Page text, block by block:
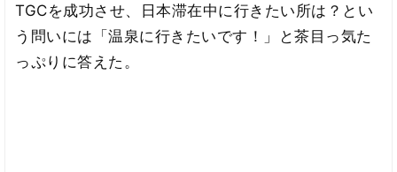
TGCを成功させ、日本滞在中に行きたい所は？とい
う問いには「温泉に行きたいです！」と茶目っ気た
っぷりに答えた。